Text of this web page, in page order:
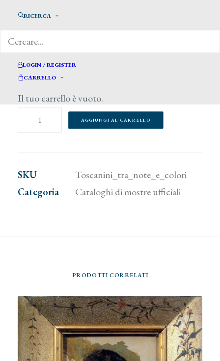
RICERCA
LOGIN / REGISTER
CARRELLO
Il tuo carrello è vuoto.
50,00€
Toscanini
quantità
AGGIUNGI AL CARRELLO
SKU
Toscanini_tra_note_e_colori
Categoria
Cataloghi di mostre ufficiali
PRODOTTI CORRELATI